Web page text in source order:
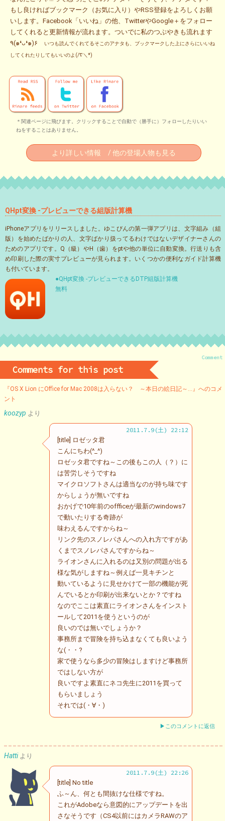
もし良ければブックマーク（お気に入り）やRSS登録をよろしくお願
いします。Facebook「いいね」の他、TwitterやGoogle＋をフォロー
してくれると更新情報が流れます。ついでに私のつぶやきも流れます
٩(๑❛ᴗ❛๑)۶
いつも読んでくれてるそこのアナタも、ブックマークした上にさらにいいね
してくれたりしてもいいのよ(/∇＼*)
＊関連ページに飛びます。クリックすることで自動で（勝手に）フォローしたりいい
ねをすることはありません。
より詳しい情報 / 他の登場人物も見る
QHpt変換 -プレビューできる組版計算機
iPhoneアプリをリリースしました。ゆこびんの第一弾アプリは、文字組み（組
版）を始めたばかりの人、文字ばかり扱ってるわけではないデザイナーさんの
ためのアプリです。Q（級）やH（歯）をptや他の単位に自動変換。行送りも含
め印刷した際の実寸プレビューが見られます。いくつかの便利なガイド計算機
も付いています。
●QHpt変換 -プレビューできるDTP組版計算機
無料
Comment
Comments for this post
『OS X Lion にOffice for Mac 2008は入らない？ ～本日の絵日記～…』へのコメ
ント
koozyp より
2011.7.9(土) 22:12
[title] ロゼッタ君
こんにちわ(^_^)
ロゼッタ君ですね～この後もこの人（？）に
は苦労しそうですね
マイクロソフトさんは適当なのが持ち味です
からしょうが無いですね
おかげで10年前のoffficeが最新のwindows7
で動いたりする奇跡が
味わえるんですからね～
リンク先のスノレパさんへの入れ方ですがあ
くまでスノレパさんですからね～
ライオンさんに入れるのは又別の問題が出る
様な気がしますね～例えば一見キチンと
動いているように見せかけて一部の機能が死
んでいるとか印刷が出来ないとか？ですね
なのでここは素直にライオンさんをインスト
ールして2011を使うというのが
良いのでは無いでしょうか？
事務所まで冒険を持ち込まなくても良いよう
な(・・?
家で使うなら多少の冒険はしますけど事務所
ではしない方が
良いですよ素直にネコ先生に2011を買って
もらいましょう
それでは(・∀・)
▶このコメントに返信
Hatti より
2011.7.9(土) 22:26
[title] No title
ふ～ん、何とも間抜けな仕様ですね。
これがAdobeなら意図的にアップデートを出
さなそうです（CS4以前にはカメラRAWのア